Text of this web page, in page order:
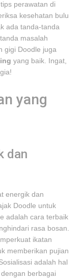
perawatan di
kesehatan bulu
ada tanda-tanda
masalah
gigi Doodle juga
yang baik. Ingat,
yang
dan
energik dan
Doodle untuk
adalah cara terbaik
rasa bosan.
ikatan
memberikan pujian
adalah hal
berbagai